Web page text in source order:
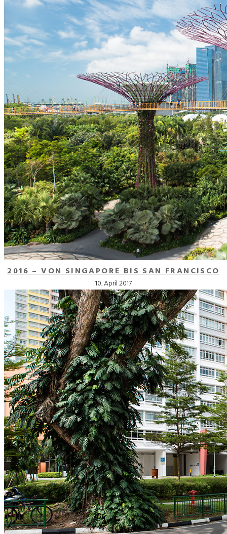
2016 – VON SINGAPORE BIS SAN FRANCISCO
10. April 2017